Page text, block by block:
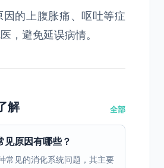
因的上腹胀痛、呕吐等症
，避免延误病情。
解 全部
见原因有哪些？
常见的消化系统问题，其主要